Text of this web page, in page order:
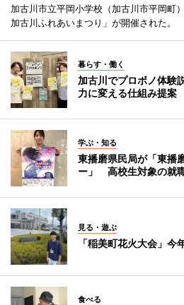
加古川市立平岡小学校（加古川市平岡町
加古川ふれあいまつり」が開催された。
暮らす・働く
加古川でプロボノ体
力に変える仕組み提案
学ぶ・知る
東播磨県民局が「東播
ー」 高校生対象の就
見る・遊ぶ
「稲美町花火大会」
食べる